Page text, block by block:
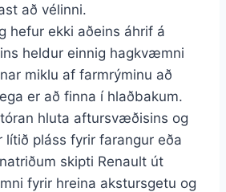
að vélinni.
hefur ekki aðeins áhrif á
heldur einnig hagkvæmni
miklu af farmrýminu að
er að finna í hlaðbakum.
hluta aftursvæðisins og
lítið pláss fyrir farangur eða
skipti Renault út
fyrir hreina akstursgetu og